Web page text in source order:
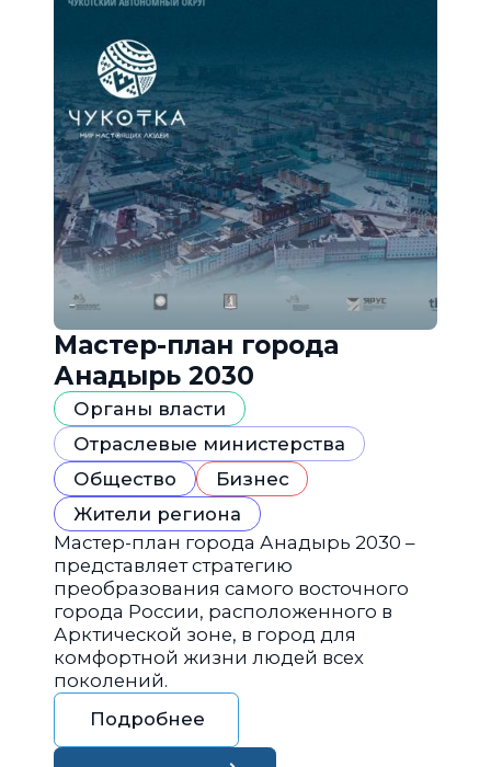
Мастер-план города
Анадырь 2030
Органы власти
Отраслевые министерства
Общество
Бизнес
Жители региона
Мастер-план города Анадырь 2030 –
представляет стратегию
преобразования самого восточного
города России, расположенного в
Арктической зоне, в город для
комфортной жизни людей всех
поколений.
Подробнее